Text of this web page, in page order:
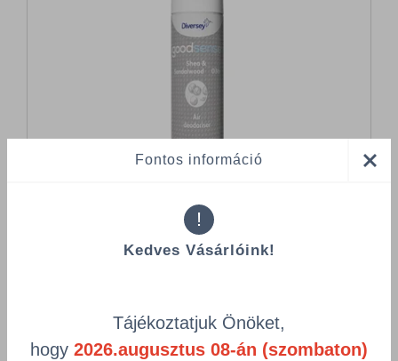
Termékek oldalanként
Fontos információ
!
Kedves Vásárlóink!
Tájékoztatjuk Önöket,
hogy 2026.augusztus 08-án (szombaton)